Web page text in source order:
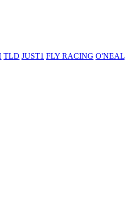
TLD JUST1 FLY RACING O'NEAL